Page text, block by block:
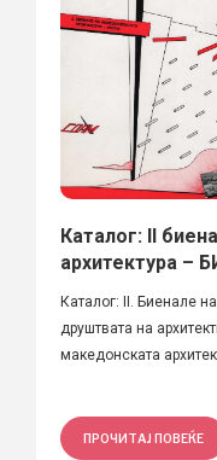
Каталог: II
архитектура –
Каталог: II. Биенале
друштвата на
македонската
ПРОЧИТАЈ ПОВЕЌЕ